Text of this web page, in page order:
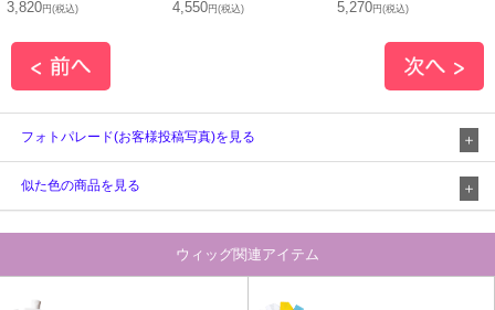
3,820円(税込) 4,550円(税込) 5,270円(税込)
フォトパレード(お客様投稿写真)を見る
似た色の商品を見る
ウィッグ関連アイテム